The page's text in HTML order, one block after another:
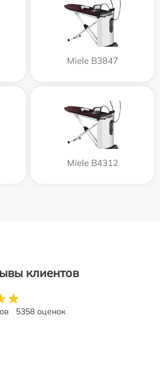
Miele B3847
Miele B4312
клиентов
5358 оценок